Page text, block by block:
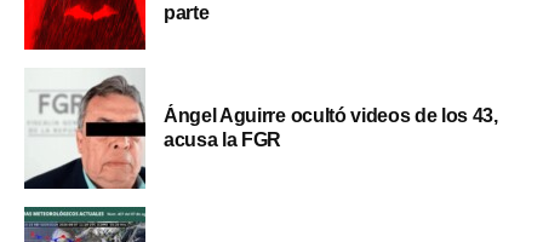
parte
Ángel Aguirre ocultó videos de los 43,
acusa la FGR